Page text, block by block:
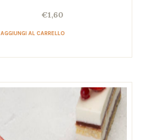
€1,60
AGGIUNGI AL CARRELLO